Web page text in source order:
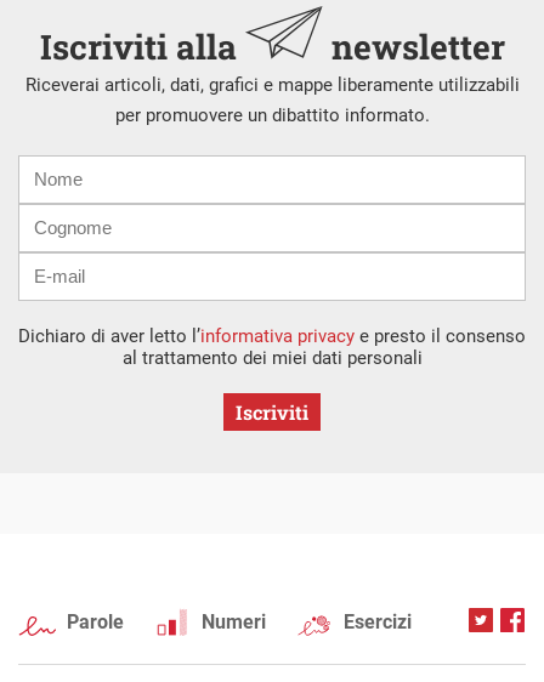
Iscriviti alla newsletter
Riceverai articoli, dati, grafici e mappe liberamente utilizzabili
per promuovere un dibattito informato.
mail
Dichiaro di aver letto l’informativa privacy e presto il consenso
al trattamento dei miei dati personali
Iscriviti
Parole Numeri Esercizi